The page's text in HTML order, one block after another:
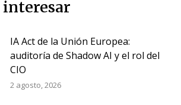
interesar
IA Act de la Unión Europea:
auditoría de Shadow AI y el rol del
CIO
2 agosto, 2026